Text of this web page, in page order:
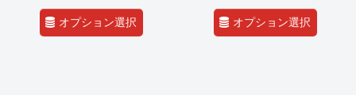
オプション選択 オプション選択